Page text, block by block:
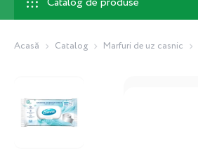
Acasă Catalog Marfuri de uz casnic